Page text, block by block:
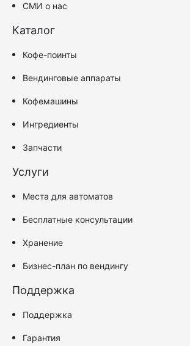
СМИ о нас
Каталог
Кофе-поинты
Вендинговые аппараты
Кофемашины
Ингредиенты
Запчасти
Услуги
Места для автоматов
Бесплатные консультации
Хранение
Бизнес-план по вендингу
Поддержка
Поддержка
Гарантия